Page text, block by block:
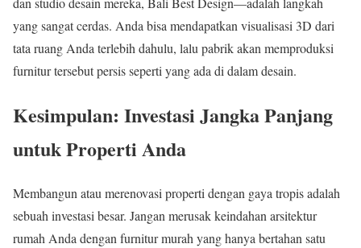
yang sangat cerdas. Anda bisa mendapatkan visualisasi 3D dari
tata ruang Anda terlebih dahulu, lalu pabrik akan memproduksi
furnitur tersebut persis seperti yang ada di dalam desain.
Kesimpulan: Investasi Jangka Panjang
untuk Properti Anda
Membangun atau merenovasi properti dengan gaya tropis adalah
sebuah investasi besar. Jangan merusak keindahan arsitektur
rumah Anda dengan furnitur murah yang hanya bertahan satu